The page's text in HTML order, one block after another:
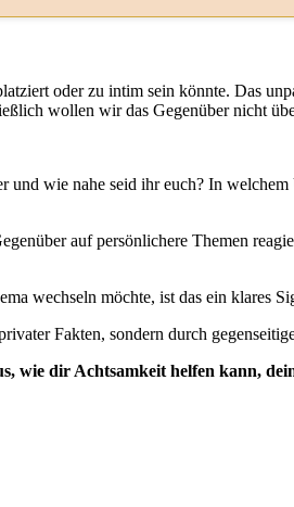
oder zu intim sein könnte. Das
wollen wir das Gegenüber nicht
und wie nahe seid ihr euch? In
auf persönlichere Themen
wechseln möchte, ist das ein klares
Fakten, sondern durch
wie dir Achtsamkeit helfen kann,